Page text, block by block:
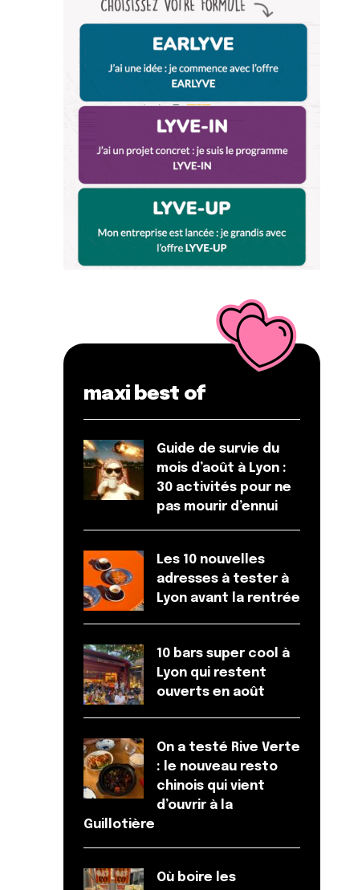
maxi best of
Guide de survie du
mois d’août à Lyon :
30 activités pour ne
pas mourir d’ennui
Les 10 nouvelles
adresses à tester à
Lyon avant la rentrée
10 bars super cool à
Lyon qui restent
ouverts en août
On a testé Rive Verte
: le nouveau resto
chinois qui vient
d’ouvrir à la
Guillotière
Où boire les